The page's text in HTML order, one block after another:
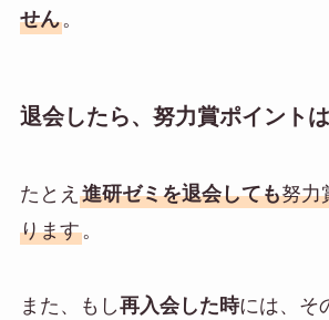
せん。
退会したら、努力賞ポイント
たとえ 進研ゼミを退会しても努力
ります。
また、もし再入会した時には、そ